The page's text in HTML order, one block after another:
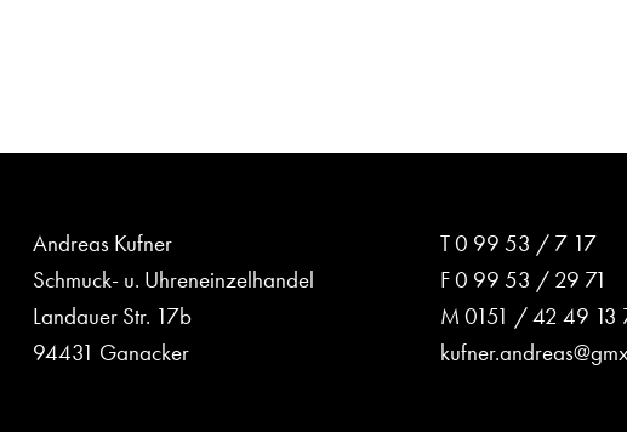
Andreas Kufner
Schmuck- u. Uhreneinzelhandel
Landauer Str. 17b
94431 Ganacker
T0 99 53 / 7 17
F 0 99 53 / 29 71
M 0151 / 42 49 13